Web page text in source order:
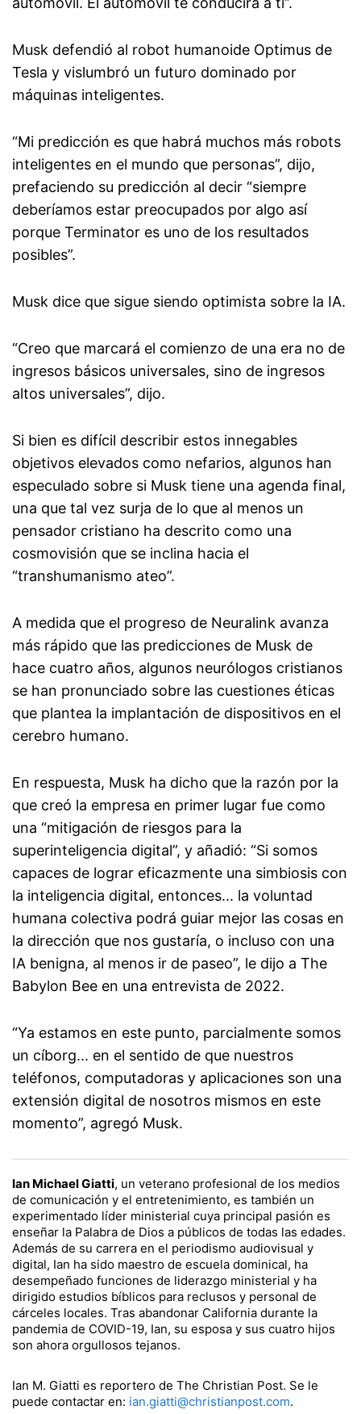
Musk defendió al robot humanoide Optimus de
Tesla y vislumbró un futuro dominado por
máquinas inteligentes.
“Mi predicción es que habrá muchos más robots
inteligentes en el mundo que personas”, dijo,
prefaciendo su predicción al decir “siempre
deberíamos estar preocupados por algo así
porque Terminator es uno de los resultados
posibles”.
Musk dice que sigue siendo optimista sobre la IA.
“Creo que marcará el comienzo de una era no de
ingresos básicos universales, sino de ingresos
altos universales”, dijo.
Si bien es difícil describir estos innegables
objetivos elevados como nefarios, algunos han
especulado sobre si Musk tiene una agenda final,
una que tal vez surja de lo que al menos un
pensador cristiano ha descrito como una
cosmovisión que se inclina hacia el
“transhumanismo ateo”.
A medida que el progreso de Neuralink avanza
más rápido que las predicciones de Musk de
hace cuatro años, algunos neurólogos cristianos
se han pronunciado sobre las cuestiones éticas
que plantea la implantación de dispositivos en el
cerebro humano.
En respuesta, Musk ha dicho que la razón por la
que creó la empresa en primer lugar fue como
una “mitigación de riesgos para la
superinteligencia digital”, y añadió: “Si somos
capaces de lograr eficazmente una simbiosis con
la inteligencia digital, entonces... la voluntad
humana colectiva podrá guiar mejor las cosas en
la dirección que nos gustaría, o incluso con una
IA benigna, al menos ir de paseo”, le dijo a The
Babylon Bee en una entrevista de 2022.
“Ya estamos en este punto, parcialmente somos
un cíborg... en el sentido de que nuestros
teléfonos, computadoras y aplicaciones son una
extensión digital de nosotros mismos en este
momento”, agregó Musk.
Ian Michael Giatti, un veterano profesional de los medios
de comunicación y el entretenimiento, es también un
experimentado líder ministerial cuya principal pasión es
enseñar la Palabra de Dios a públicos de todas las edades.
Además de su carrera en el periodismo audiovisual y
digital, Ian ha sido maestro de escuela dominical, ha
desempeñado funciones de liderazgo ministerial y ha
dirigido estudios bíblicos para reclusos y personal de
cárceles locales. Tras abandonar California durante la
pandemia de COVID-19, Ian, su esposa y sus cuatro hijos
son ahora orgullosos tejanos.
Ian M. Giatti es reportero de The Christian Post. Se le
puede contactar en: ian.giatti@christianpost.com.